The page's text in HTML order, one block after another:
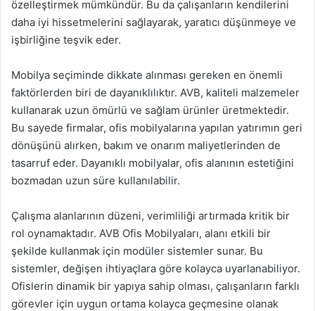
özelleştirmek mümkündür. Bu da çalışanların kendilerini
daha iyi hissetmelerini sağlayarak, yaratıcı düşünmeye ve
işbirliğine teşvik eder.
Mobilya seçiminde dikkate alınması gereken en önemli
faktörlerden biri de dayanıklılıktır. AVB, kaliteli malzemeler
kullanarak uzun ömürlü ve sağlam ürünler üretmektedir.
Bu sayede firmalar, ofis mobilyalarına yapılan yatırımın geri
dönüşünü alırken, bakım ve onarım maliyetlerinden de
tasarruf eder. Dayanıklı mobilyalar, ofis alanının estetiğini
bozmadan uzun süre kullanılabilir.
Çalışma alanlarının düzeni, verimliliği artırmada kritik bir
rol oynamaktadır. AVB Ofis Mobilyaları, alanı etkili bir
şekilde kullanmak için modüler sistemler sunar. Bu
sistemler, değişen ihtiyaçlara göre kolayca uyarlanabiliyor.
Ofislerin dinamik bir yapıya sahip olması, çalışanların farklı
görevler için uygun ortama kolayca geçmesine olanak